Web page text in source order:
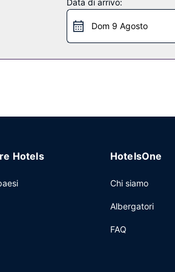
in veloce, check-out veloce e un
Data di arrivo:
Dom 9 Agosto
Hotels HotelsOne
Chi siamo
Albergatori
FAQ